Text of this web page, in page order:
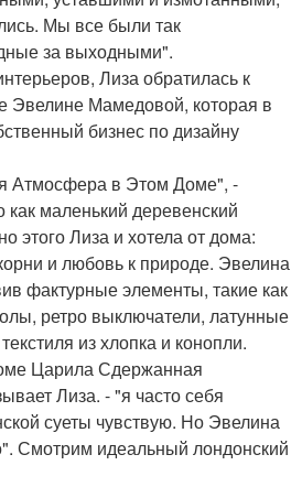
Мы все были так
за выходными".
Лиза обратилась к
Эвелине Мамедовой, которая в
бизнес по дизайну
Атмосфера в Этом Доме", -
маленький деревенский
этого Лиза и хотела от дома:
и любовь к природе. Эвелина
фактурные элементы, такие как
ретро выключатели, латунные
из хлопка и конопли.
Царила Сдержанная
Лиза. - "я часто себя
суеты чувствую. Но Эвелина
Смотрим идеальный лондонский